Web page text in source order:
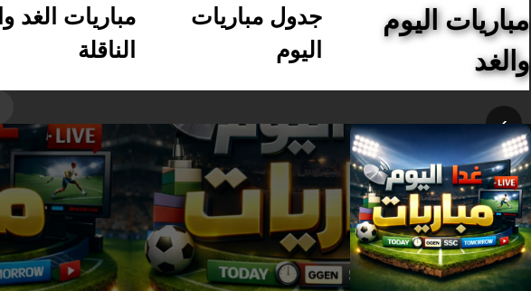
مباريات اليوم
والغد
جدول مباريات
اليوم
مباريات الغد
الناقلة
›